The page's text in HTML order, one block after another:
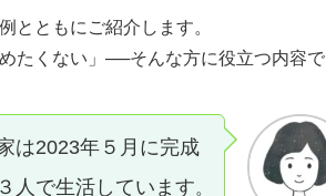
とともにご紹介します。
たくない」──そんな方に役立つ内容で
は2023年５月に完成
人で生活しています。